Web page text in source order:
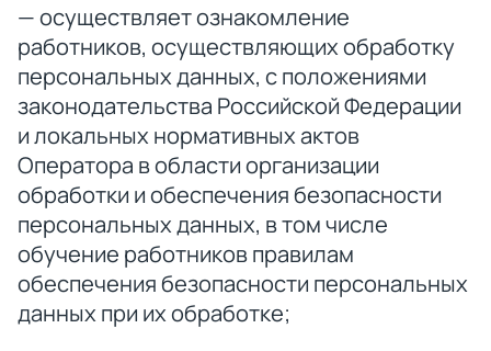
— осуществляет ознакомление
работников, осуществляющих обработку
персональных данных, с положениями
законодательства Российской Федерации
и локальных нормативных актов
Оператора в области организации
обработки и обеспечения безопасности
персональных данных, в том числе
обучение работников правилам
обеспечения безопасности персональных
данных при их обработке;